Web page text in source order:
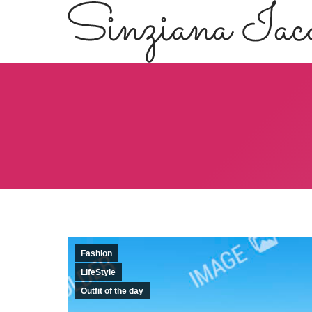
Fashion
LifeStyle
Outfit of the day